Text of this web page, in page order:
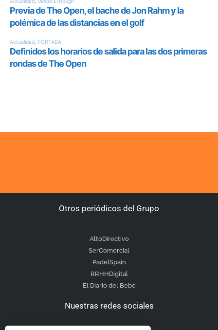
Otros periódicos del Grupo
AltoDirectivo
SerComercial
PadelSpain
RRHHDigital
El Diario del Bebé
Nuestras redes sociales